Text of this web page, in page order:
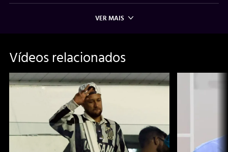
VER MAIS
Vídeos relacionados